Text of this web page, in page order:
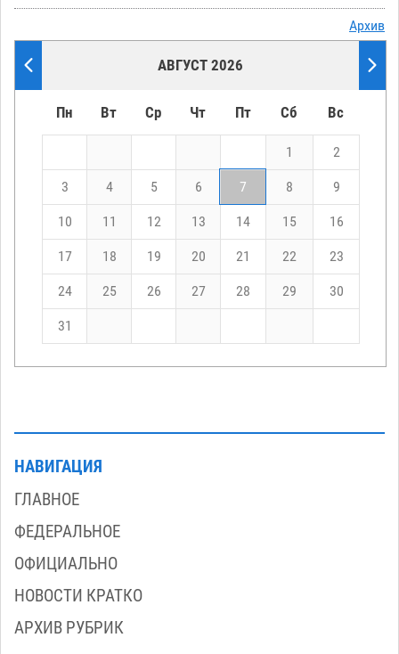
Архив
АВГУСТ 2026
Пн Вт Ср Чт Пт Сб Вс
1 2
3 4 5 6 7 8 9
10 11 12 13 14 15 16
17 18 19 20 21 22 23
24 25 26 27 28 29 30
31
НАВИГАЦИЯ
ГЛАВНОЕ
ФЕДЕРАЛЬНОЕ
ОФИЦИАЛЬНО
НОВОСТИ КРАТКО
АРХИВ РУБРИК